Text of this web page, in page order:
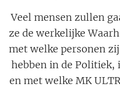
Veel mensen zullen
ze de werkelijke
met welke personen
hebben in de
en met welke MK